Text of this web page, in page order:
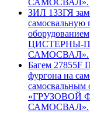
САМОСВАЛ».
ЗИЛ 133ГЯ
самосвальную
ЦИСТЕРНЫ-
САМОСВАЛ».
Багем 27855F
фургона на
самосвальным
«ГРУЗОВОЙ
САМОСВАЛ».